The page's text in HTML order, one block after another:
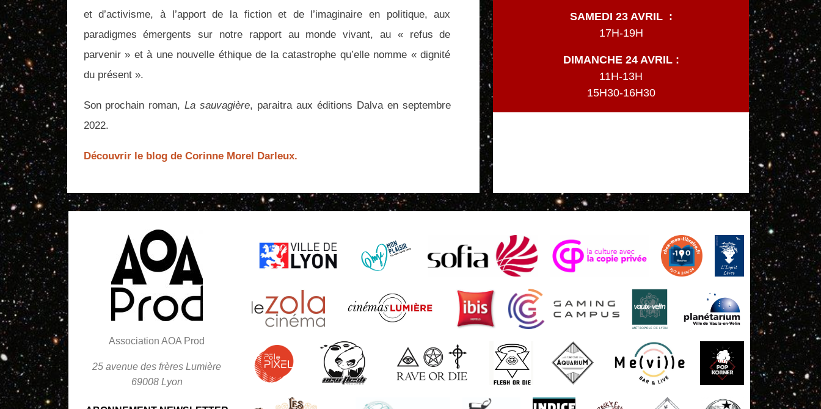
et d’activisme, à l’apport de la fiction et de l’imaginaire en politique, aux
paradigmes émergents sur notre rapport au monde vivant, au « refus de
parvenir » et à une nouvelle éthique de la catastrophe qu’elle nomme « dignité
du présent ».
Son prochain roman,La sauvagière, paraitra aux éditions Dalva en septembre
2022.
Découvrir le blog de Corinne Morel Darleux.
SAMEDI 23 AVRIL :
17H-19H
DIMANCHE 24 AVRIL :
11H-13H
15H30-16H30
Association AOA Prod
25 avenue des frères Lumière
69008 Lyon